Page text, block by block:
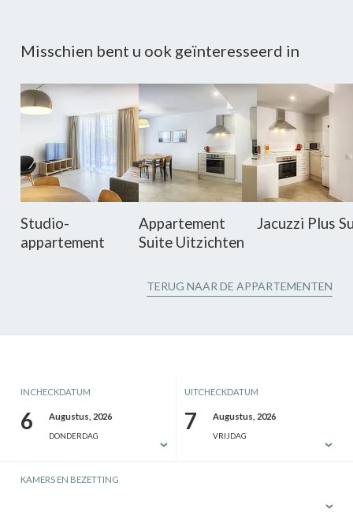
Misschien bent u ook geïnteresseerd in
Studio-
appartement
Appartement
Suite Uitzichten
Jacuzzi Plus
TERUG NAAR DE APPARTEMENTEN
INCHECKDATUM
6 Augustus, 2026
DONDERDAG
UITCHECKDATUM
7 Augustus, 2026
VRIJDAG
KAMERS EN BEZETTING